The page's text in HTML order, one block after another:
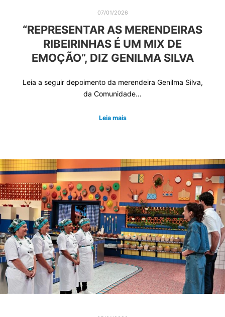
07/01/2026
“REPRESENTAR AS MERENDEIRAS
RIBEIRINHAS É UM MIX DE
EMOÇÃO”, DIZ GENILMA SILVA
Leia a seguir depoimento da merendeira Genilma Silva,
da Comunidade…
Leia mais